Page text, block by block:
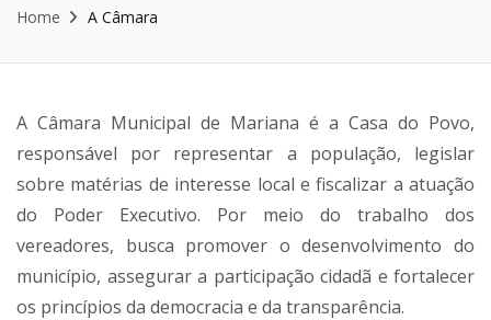
Home A Câmara
A Câmara Municipal de Mariana é a Casa do Povo,
responsável por representar a população, legislar
sobre matérias de interesse local e fiscalizar a atuação
do Poder Executivo. Por meio do trabalho dos
vereadores, busca promover o desenvolvimento do
município, assegurar a participação cidadã e fortalecer
os princípios da democracia e da transparência.